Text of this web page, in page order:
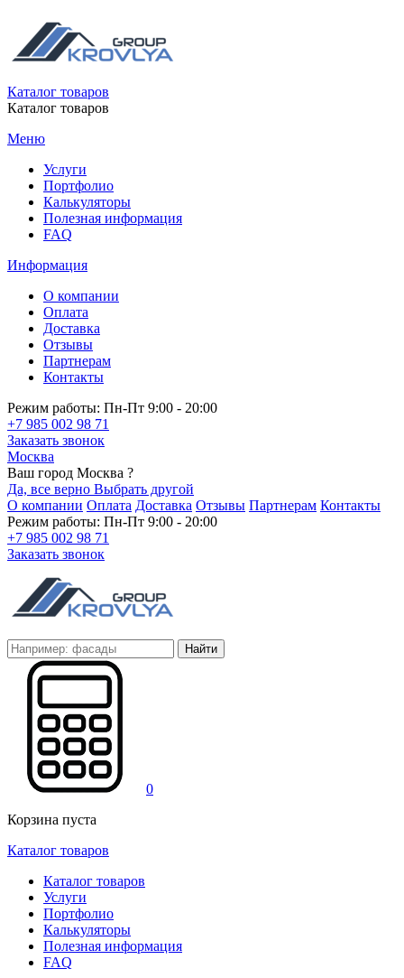
Каталог товаров
Каталог товаров
Меню
Услуги
Портфолио
Калькуляторы
Полезная информация
FAQ
Информация
О компании
Оплата
Доставка
Отзывы
Партнерам
Контакты
Режим работы: Пн-Пт 9:00 - 20:00
+7 985 002 98 71
Заказать звонок
Москва
Ваш город Москва ?
Да, все верно Выбрать другой
О компании Оплата Доставка Отзывы Партнерам Контакты
Режим работы: Пн-Пт 9:00 - 20:00
+7 985 002 98 71
Заказать звонок
Найти
0
Корзина пуста
Каталог товаров
Каталог товаров
Услуги
Портфолио
Калькуляторы
Полезная информация
FAQ